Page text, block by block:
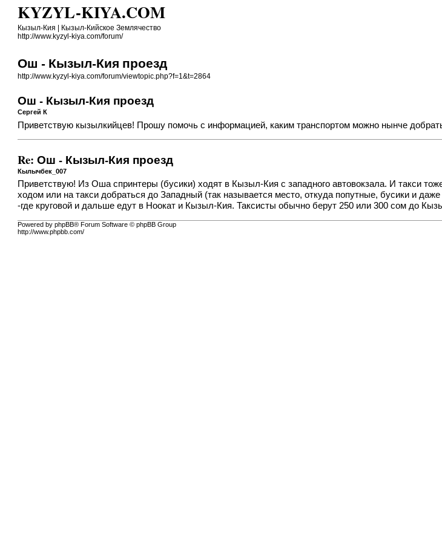
KYZYL-KIYA.COM
Кызыл-Кия | Кызыл-Кийское Землячество
http://www.kyzyl-kiya.com/forum/
Ош - Кызыл-Кия проезд
http://www.kyzyl-kiya.com/forum/viewtopic.php?f=1&t=2864
Ош - Кызыл-Кия проезд
Сергей К
Приветствую кызылкийцев! Прошу помочь с информацией, каким транспортом можно нынче
Re: Ош - Кызыл-Кия проезд
Кылычбек_007
Приветствую! Из Оша спринтеры (бусики) ходят в Кызыл-Кия с западного автовокзала. И такси
ходом или на такси добраться до Западный (так называется место, откуда попутные, бусики и
-где круговой и дальше едут в Ноокат и Кызыл-Кия. Таксисты обычно берут 250 или 300 сом до
Powered by phpBB® Forum Software © phpBB Group
http://www.phpbb.com/